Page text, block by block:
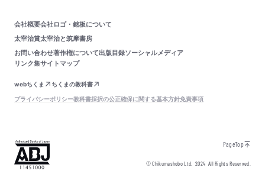
会社概要会社ロゴ・銘板について
太宰治賞太宰治と筑摩書房
お問い合わせ著作権について出版目録ソーシャルメディア
リンク集サイトマップ
webちくま
ちくまの教科書
プライバシーポリシー教科書採択の公正確保に関する基本方針免責事項
PageTop
© Chikumashobo Ltd.2024 All Rights Reserved.